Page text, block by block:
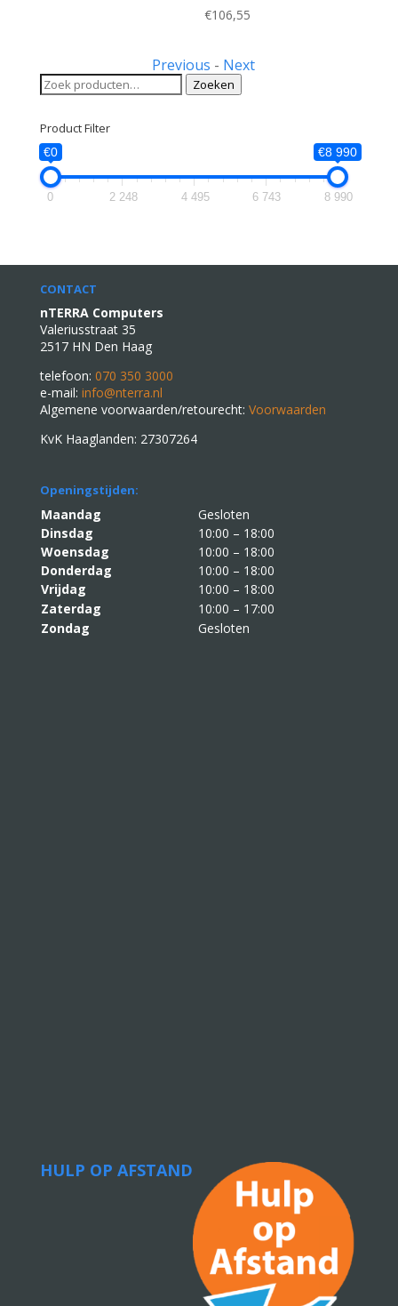
€106,55
Previous - Next
Zoeken
naar:
Zoeken
Product Filter
€0 €8 990
0 2 248 4 495 6 743 8 990
CONTACT
nTERRA Computers
Valeriusstraat 35
2517 HN Den Haag
telefoon: 070 350 3000
e-mail: info@nterra.nl
Algemene voorwaarden/retourecht: Voorwaarden
KvK Haaglanden: 27307264
Openingstijden:
Maandag
Gesloten
Dinsdag
10:00 – 18:00
Woensdag
10:00 – 18:00
Donderdag
10:00 – 18:00
Vrijdag
10:00 – 18:00
Zaterdag
10:00 – 17:00
Zondag
Gesloten
HULP OP AFSTAND